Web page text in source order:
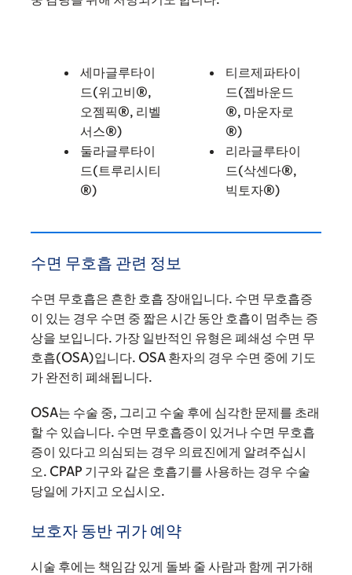
세마글루타이
드(위고비®,
오젬픽®, 리벨
서스®)
둘라글루타이
드(트루리시티
®)
티르제파타이
드(젭바운드
®, 마운자로
®)
리라글루타이
드(삭센다®,
빅토자®)
수면 무호흡 관련 정보
수면 무호흡은 흔한 호흡 장애입니다. 수면 무호흡증
이 있는 경우 수면 중 짧은 시간 동안 호흡이 멈추는 증
상을 보입니다. 가장 일반적인 유형은 폐쇄성 수면 무
호흡(OSA)입니다. OSA 환자의 경우 수면 중에 기도
가 완전히 폐쇄됩니다.
OSA는 수술 중, 그리고 수술 후에 심각한 문제를 초래
할 수 있습니다. 수면 무호흡증이 있거나 수면 무호흡
증이 있다고 의심되는 경우 의료진에게 알려주십시
오. CPAP 기구와 같은 호흡기를 사용하는 경우 수술
당일에 가지고 오십시오.
보호자 동반 귀가 예약
시술 후에는 책임감 있게 돌봐 줄 사람과 함께 귀가해